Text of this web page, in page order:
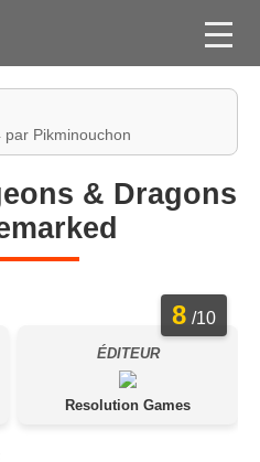
FILMS
JEUX VIDÉO
CONCOURS
ESPACE
MEMBRE
Pikminouchon
& Dragons
8 /10
ÉDITEUR
Resolution Games